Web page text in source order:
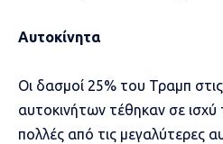
Αυτοκίνητα
Οι δασμοί 25% του Τραμπ
αυτοκινήτων τέθηκαν σε
πολλές από τις μεγαλύτερες